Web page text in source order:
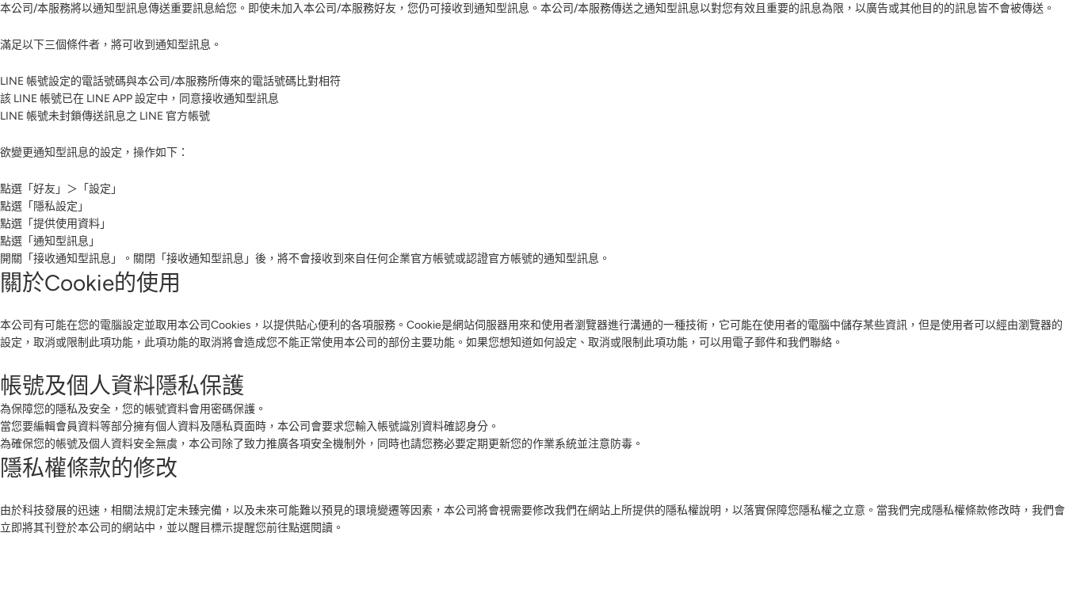
本公司/本服務將以通知型訊息傳送重要訊息給您。即使未加入本公司/本服務好友，您仍可接收到通知型訊息。本公司/本服務傳送之通知型訊息以對您有效且重要的訊息為限，以廣告或其他目的的訊息皆不會被傳送。
滿足以下三個條件者，將可收到通知型訊息。
LINE 帳號設定的電話號碼與本公司/本服務所傳來的電話號碼比對相符
該 LINE 帳號已在 LINE APP 設定中，同意接收通知型訊息
LINE 帳號未封鎖傳送訊息之 LINE 官方帳號
欲變更通知型訊息的設定，操作如下：
點選「好友」＞「設定」
點選「隱私設定」
點選「提供使用資料」
點選「通知型訊息」
開關「接收通知型訊息」。關閉「接收通知型訊息」後，將不會接收到來自任何企業官方帳號或認證官方帳號的通知型訊息。
關於Cookie的使用
本公司有可能在您的電腦設定並取用本公司Cookies，以提供貼心便利的各項服務。Cookie是網站伺服器用來和使用者瀏覽器進行溝通的一種技術，它可能在使用者的電腦中儲存某些資訊，但是使用者可以經由瀏覽器的
設定，取消或限制此項功能，此項功能的取消將會造成您不能正常使用本公司的部份主要功能。如果您想知道如何設定、取消或限制此項功能，可以用電子郵件和我們聯絡。
帳號及個人資料隱私保護
為保障您的隱私及安全，您的帳號資料會用密碼保護。
當您要編輯會員資料等部分擁有個人資料及隱私頁面時，本公司會要求您輸入帳號識別資料確認身分。
為確保您的帳號及個人資料安全無虞，本公司除了致力推廣各項安全機制外，同時也請您務必要定期更新您的作業系統並注意防毒。
隱私權條款的修改
由於科技發展的迅速，相關法規訂定未臻完備，以及未來可能難以預見的環境變遷等因素，本公司將會視需要修改我們在網站上所提供的隱私權說明，以落實保障您隱私權之立意。當我們完成隱私權條款修改時，我們會
立即將其刊登於本公司的網站中，並以醒目標示提醒您前往點選閱讀。